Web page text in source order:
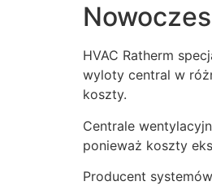
HVAC Ratherm
wyloty central w
koszty.
Centrale
ponieważ koszty
Producent